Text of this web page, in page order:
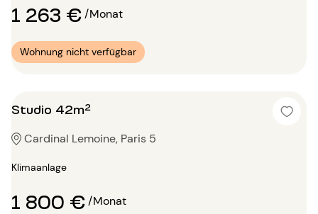
1 263 €/Monat
Wohnung nicht verfügbar
Studio 42m²
Cardinal Lemoine, Paris 5
Klimaanlage
1 800 €/Monat